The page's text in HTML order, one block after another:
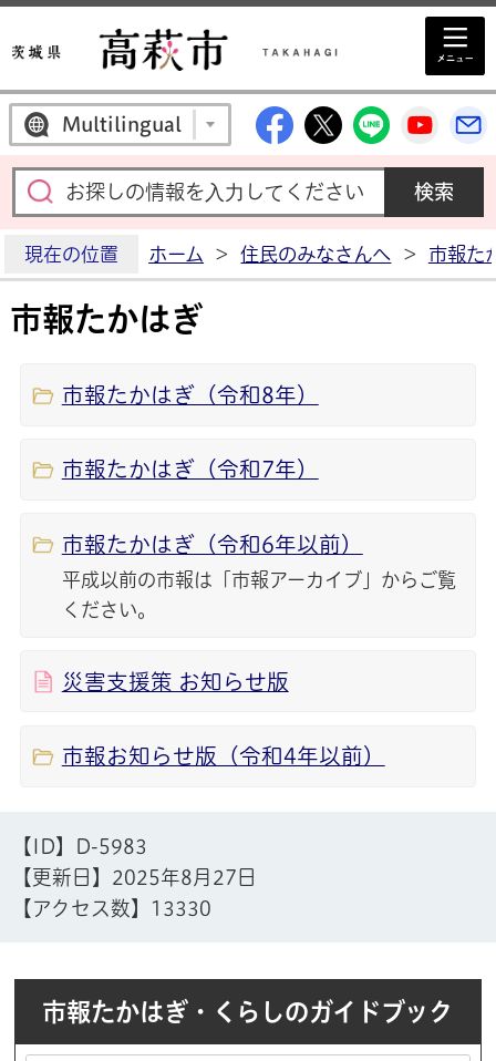
Multilingual 高萩市公式
高萩市公式X
高萩市
高
現在の位置 ホーム > 住民のみなさんへ > 市報た
市報たかはぎ
市報たかはぎ（令和8年）
市報たかはぎ（令和7年）
市報たかはぎ（令和6年以前）
平成以前の市報は「市報アーカイブ」からご覧
ください。
災害支援策 お知らせ版
市報お知らせ版（令和4年以前）
【ID】
D-5983
【更新日】 2025年8月27日
【アクセス数】
13330
市報たかはぎ・くらしのガイドブック